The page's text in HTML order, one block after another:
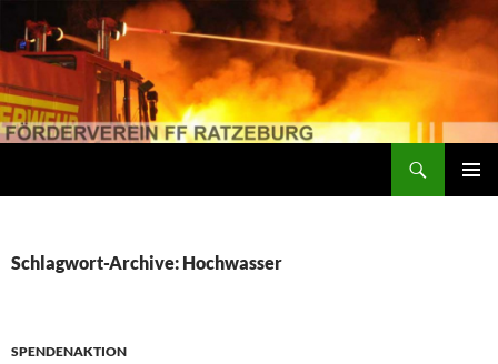
Förderverein der Freiwilligen Feuerwehr Ratzeburg
Schlagwort-Archive: Hochwasser
SPENDENAKTION